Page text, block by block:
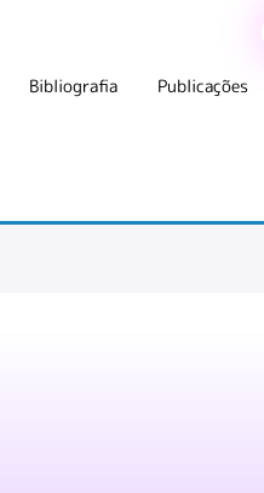
Bibliografia Publicações